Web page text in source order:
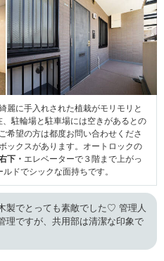
麗に手入れされた植栽がモリモリと
駐輪場と駐車場には空きがあるとの
希望の方は都度お問い合わせくださ
ックスがあります。オートロックの
下・ エレベーターで３階まで上がっ
ドでシックな面持ちです。
製でとっても素敵でした♡ 管理人
理ですが、共用部は清潔な印象で